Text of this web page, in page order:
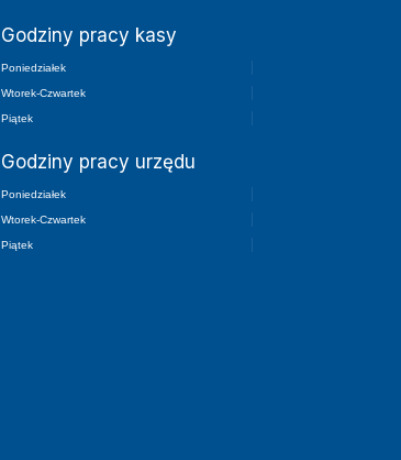
Godziny pracy kasy
Poniedziałek
Wtorek-Czwartek
Piątek
Godziny pracy urzędu
Poniedziałek
Wtorek-Czwartek
Piątek